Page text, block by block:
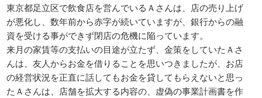
東京都足立区で飲食店を営んでいるＡさんは、店の売り上げ
が悪化し、数年前から赤字が続いていますが、銀行からの融
資を受ける事ができず閉店の危機に陥っています。
来月の家賃等の支払いの目途が立たず、金策をしていたＡさ
んは、友人からお金を借りることを思いつきましたが、お店
の経営状況を正直に話してもお金を貸してもらえないと思っ
たＡさんは、店舗を拡大する内容の、虚偽の事業計画書を作